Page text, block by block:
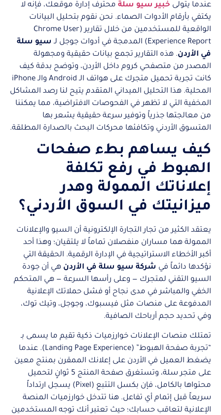
عندما يتولى خبير سيو سلة محترف إدارة موقعك، فإنه لا
يكتفي بأرقام الأدوات الصماء. نحن نقوم بتحليل البيانات
الواقعية للمستخدمين من خلال تقارير (Chrome User
Experience Report) المدمجة في أدوات جوجل لـ
سيو سلة
في الأردن. هذه التقارير تجمع بيانات حقيقية ومجهولة
المصدر من متصفحي كروم داخل الأردن، وتوضح بدقة كيف
كانت تجربة تحميل متجرك على هواتف الـ Android والـ iPhone
المحلية. هذا التحليل الميداني المتقدم يتيح لنا رصد المشاكل
المخفية التي لا تظهر في الفحوصات الافتراضية، مما يمكننا
من معالجتها جذرياً وتوفير سرعة حقيقية يشعر بها
المتسوق الأردني وتكافئها محركات البحث بالصدارة المطلقة.
كيف يساهم بطء صفحات
الهبوط في رفع تكلفة
إعلاناتك الممولة وهدر
ميزانيتك في السوق الأردني؟
يعتقد الكثير من تجار التجارة الإلكترونية أن السيو والإعلانات
الممولة هما مساران منفصلان تماماً لا يلتقيان؛ وهذا أحد
أكبر الأخطاء الاستراتيجية في الإدارة الرقمية. الحقيقة التي
نؤكدها دائماً في شركة سيو سلة في الأردن هي أن جودة
السيو التقني لمتجرك — وعلى رأسها السرعة — هي المتحكم
الخفي والمباشر في مدى نجاح أو فشل حملاتك الإعلانية
المدفوعة على منصات مثل فيسبوك، وجوجل، وتيك توك،
وفي تحديد حجم أرباحك الصافية.
تمتلك منصات الإعلانات خوارزميات ذكية تقيم ما يسمى بـ
“تجربة صفحة الهبوط” (Landing Page Experience). عندما
يضغط العميل في الأردن على إعلانك الممقرن بمنتج معين
على متجر سلة، وتستغرق صفحة المنتج 5 ثوانٍ لتحميل
محتواها بالكامل، فإن بكسل التتبع (Pixel) يسجل ارتداداً
سريعاً قبل إتمام أي تفاعل. هنا تتدخل خوارزميات المنصة
الإعلانية لتعاقب حسابك؛ حيث تعتبر أنك توجه المستخدمين